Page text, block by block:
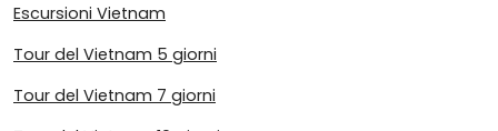
Escursioni Vietnam
Tour del Vietnam 5 giorni
Tour del Vietnam 7 giorni